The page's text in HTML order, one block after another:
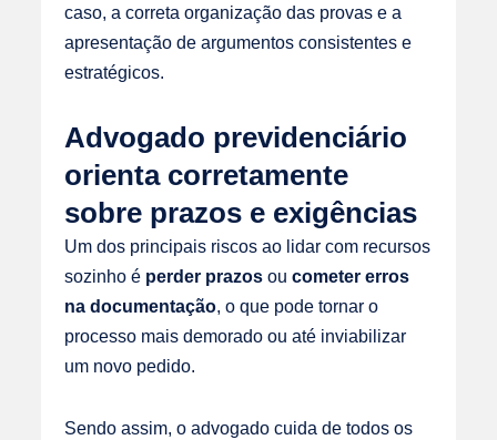
caso, a correta organização das provas e a
apresentação de argumentos consistentes e
estratégicos.
Advogado previdenciário
orienta corretamente
sobre prazos e exigências
Um dos principais riscos ao lidar com recursos
sozinho é perder prazos oucometer erros
na documentação, o que pode tornar o
processo mais demorado ou até inviabilizar
um novo pedido.
Sendo assim, o advogado cuida de todos os